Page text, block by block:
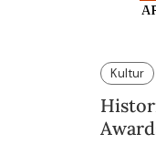
Kultur